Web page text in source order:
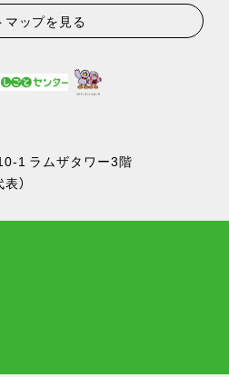
マップを見る
1 ラムザタワー3階
表）